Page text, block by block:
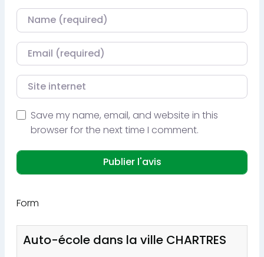
Nom
Courriel
Site internet
Save my name, email, and website in this
browser for the next time I comment.
Form
Auto-école dans la ville CHARTRES